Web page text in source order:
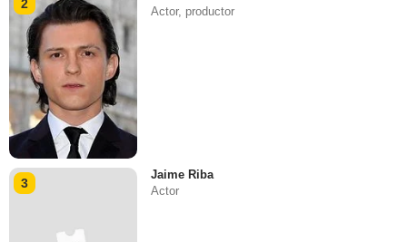
2
Actor, productor
3
Jaime Riba
Actor